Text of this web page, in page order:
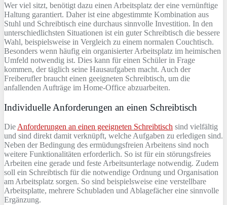
Wer viel sitzt, benötigt dazu einen Arbeitsplatz der eine vernünftige
Haltung garantiert. Daher ist eine abgestimmte Kombination aus
Stuhl und Schreibtisch eine durchaus sinnvolle Investition. In den
unterschiedlichsten Situationen ist ein guter Schreibtisch die bessere
Wahl, beispielsweise in Vergleich zu einem normalen Couchtisch.
Besonders wenn häufig ein organisierter Arbeitsplatz im heimischen
Umfeld notwendig ist. Dies kann für einen Schüler in Frage
kommen, der täglich seine Hausaufgaben macht. Auch der
Freiberufler braucht einen geeigneten Schreibtisch, um die
anfallenden Aufträge im Home-Office abzuarbeiten.
Individuelle Anforderungen an einen Schreibtisch
Die Anforderungen an einen geeigneten Schreibtisch sind vielfältig
und sind direkt damit verknüpft, welche Aufgaben zu erledigen sind.
Neben der Bedingung des ermüdungsfreien Arbeitens sind noch
weitere Funktionalitäten erforderlich. So ist für ein störungsfreies
Arbeiten eine gerade und feste Arbeitsunterlage notwendig. Zudem
soll ein Schreibtisch für die notwendige Ordnung und Organisation
am Arbeitsplatz sorgen. So sind beispielsweise eine verstellbare
Arbeitsplatte, mehrere Schubladen und Ablagefächer eine sinnvolle
Ergänzung.